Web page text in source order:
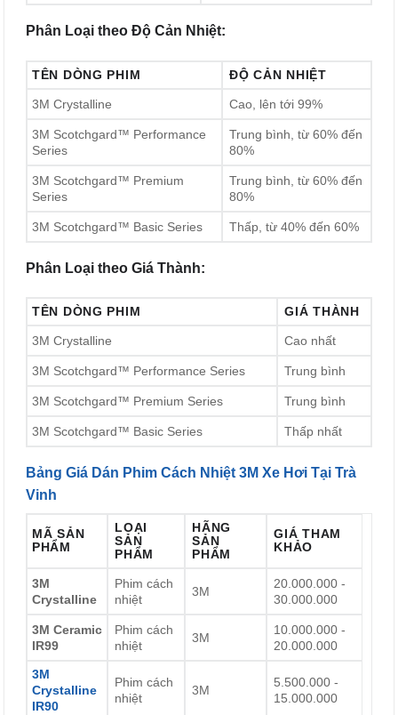
Phân Loại theo Độ Cản Nhiệt:
TÊN DÒNG PHIM ĐỘ CẢN NHIỆT
3M Crystalline Cao, lên tới 99%
3M Scotchgard™ Performance
Series
Trung bình, từ 60% đến
80%
3M Scotchgard™ Premium
Series
Trung bình, từ 60% đến
80%
3M Scotchgard™ Basic Series Thấp, từ 40% đến 60%
Phân Loại theo Giá Thành:
TÊN DÒNG PHIM GIÁ THÀNH
3M Crystalline Cao nhất
3M Scotchgard™ Performance Series Trung bình
3M Scotchgard™ Premium Series Trung bình
3M Scotchgard™ Basic Series Thấp nhất
Bảng Giá Dán Phim Cách Nhiệt 3M Xe Hơi Tại Trà
Vinh
MÃ SẢN
PHẨM
LOẠI
SẢN
PHẨM
HÃNG
SẢN
PHẨM
GIÁ THAM
KHẢO
3M
Crystalline
Phim cách
nhiệt
3M
20.000.000 -
30.000.000
3M Ceramic
IR99
Phim cách
nhiệt
3M
10.000.000 -
20.000.000
3M
Crystalline
IR90
Phim cách
nhiệt
3M
5.500.000 -
15.000.000